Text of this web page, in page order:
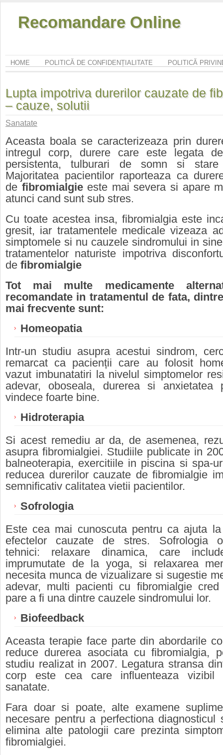
Recomandare Online
HOME POLITICĂ DE CONFIDENȚIALITATE POLITICĂ
Lupta impotriva durerilor cauzate de
– cauze, solutii
Sanatate
Aceasta boala se caracterizeaza prin
intregul corp, durere care este legata
persistenta, tulburari de somn si stare
Majoritatea pacientilor raporteaza ca
de fibromialgieeste mai severa si apare
atunci cand sunt sub stres.
Cu toate acestea insa, fibromialgia este
gresit, iar tratamentele medicale vizeaza
simptomele si nu cauzele sindromului in
tratamentelor naturiste impotriva
de fibromialgie
Tot mai multe medicamente
recomandate in tratamentul de fata,
mai frecvente sunt:
Homeopatia
Intr-un studiu asupra acestui sindrom,
remarcat ca pacienții care au folosit
vazut imbunatatiri la nivelul simptomelor
adevar, oboseala, durerea si
vindece foarte bine.
Hidroterapia
Si acest remediu ar da, de asemenea,
asupra fibromialgiei. Studiile publicate in
balneoterapia, exercitiile in piscina si spa-
reducea durerilor cauzate de fibromialgie
semnificativ calitatea vietii pacientilor.
Sofrologia
Este cea mai cunoscuta pentru ca ajuta la
efectelor cauzate de stres. Sofrologia
tehnici: relaxare dinamica, care
imprumutate de la yoga, si relaxarea
necesita munca de vizualizare si sugestie
adevar, multi pacienti cu fibromialgie
pare a fi una dintre cauzele sindromului lor.
Biofeedback
Aceasta terapie face parte din abordarile
reduce durerea asociata cu fibromialgia,
studiu realizat in 2007. Legatura stransa
corp este cea care influenteaza vizibil
sanatate.
Fara doar si poate, alte examene
necesare pentru a perfectiona diagnosticul
elimina alte patologii care prezinta
fibromialgiei.